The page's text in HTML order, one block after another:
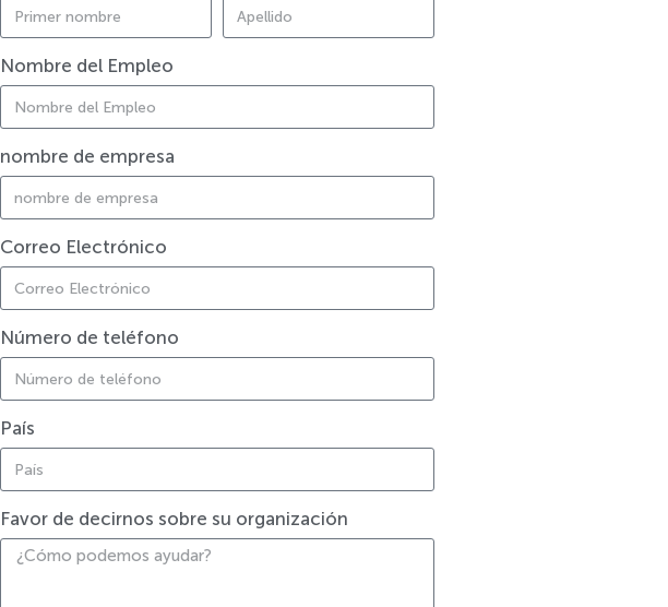
Nombre del Empleo
nombre de empresa
Correo Electrónico
Número de teléfono
País
Favor de decirnos sobre su organización